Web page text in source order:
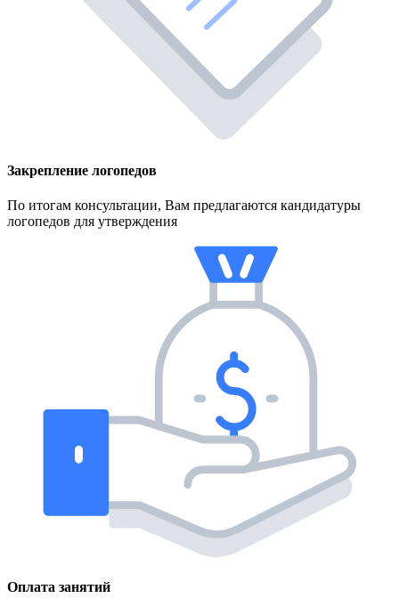
Закрепление логопедов
По итогам консультации, Вам предлагаются кандидатуры
логопедов для утверждения
Оплата занятий